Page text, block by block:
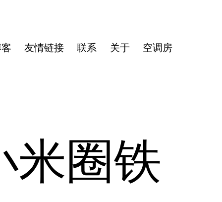
友情链接 联系 关于 空调房
米圈铁